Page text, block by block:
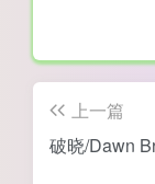
上一篇
破晓/Dawn